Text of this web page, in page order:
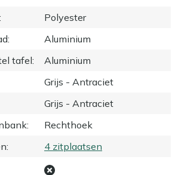
:
Polyester
:
Aluminium
tafel:
Aluminium
Grijs - Antraciet
Grijs - Antraciet
:
Rechthoek
:
4 zitplaatsen